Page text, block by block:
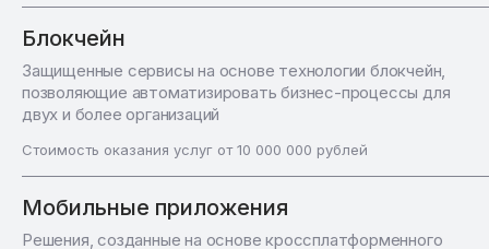
Блокчейн
Защищенные сервисы на основе технологии блокчейн,
позволяющие автоматизировать бизнес-процессы для
двух и более организаций
Стоимость оказания услуг от 10 000 000 рублей
Мобильные приложения
Решения, созданные на основе кроссплатформенного